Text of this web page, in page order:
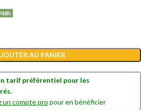
48h
AU PANIER
tarif préférentiel pour les
un compte pro pour en bénéficier